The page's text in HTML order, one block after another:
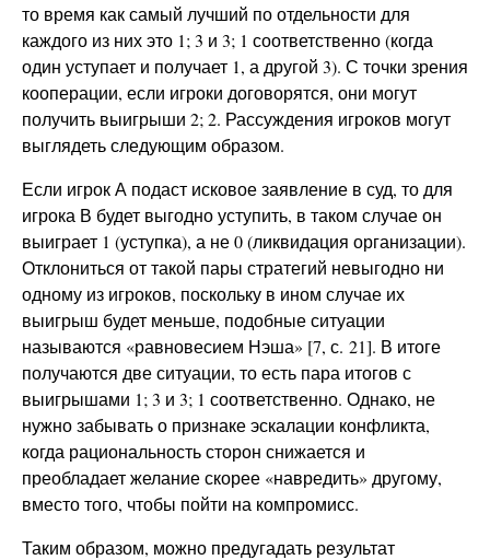
то время как самый лучший по отдельности для
каждого из них это 1; 3 и 3; 1 соответственно (когда
один уступает и получает 1, а другой 3). С точки зрения
кооперации, если игроки договорятся, они могут
получить выигрыши 2; 2. Рассуждения игроков могут
выглядеть следующим образом.
Если игрок А подаст исковое заявление в суд, то для
игрока В будет выгодно уступить, в таком случае он
выиграет 1 (уступка), а не 0 (ликвидация организации).
Отклониться от такой пары стратегий невыгодно ни
одному из игроков, поскольку в ином случае их
выигрыш будет меньше, подобные ситуации
называются «равновесием Нэша» [7, с. 21]. В итоге
получаются две ситуации, то есть пара итогов с
выигрышами 1; 3 и 3; 1 соответственно. Однако, не
нужно забывать о признаке эскалации конфликта,
когда рациональность сторон снижается и
преобладает желание скорее «навредить» другому,
вместо того, чтобы пойти на компромисс.
Таким образом, можно предугадать результат